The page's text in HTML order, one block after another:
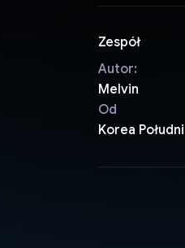
Zespół
Autor:
Melvin
Od
Korea